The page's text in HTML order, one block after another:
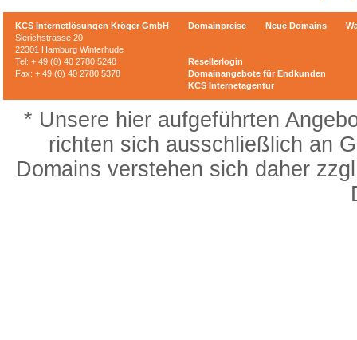
KCS Internetlösungen Kröger GmbH
Sierichstrasse 20
22301 Hamburg Winterhude
Tel: + 49 (0) 40 2780 5248
Fax: + 49 (0) 40 2780 5378
Domainpreise Neue Domains
Resellerlogin
Domainangebote für Endkunden
KCS Internetagentur
* Unsere hier aufgeführten
richten sich ausschließlich an
Domains verstehen sich daher